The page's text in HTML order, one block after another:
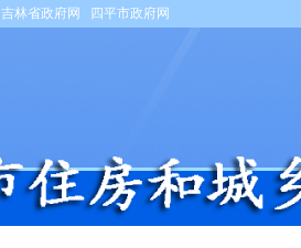
吉林省政府网 四平市政府网